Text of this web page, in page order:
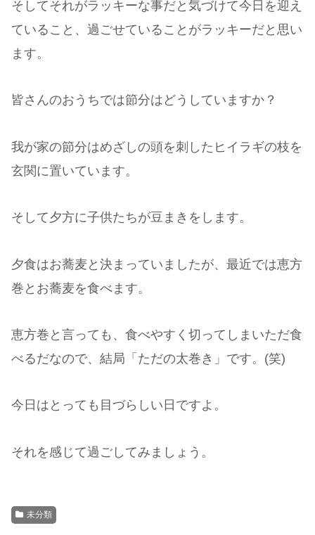
そしてそれがラッキーな事だと気づけて今日を迎え
ていること、過ごせていることがラッキーだと思い
ます。
皆さんのおうちでは節分はどうしていますか？
我が家の節分はめざしの頭を刺したヒイラギの枝を
玄関に置いています。
そして夕方に子供たちが豆まきをします。
夕食はお蕎麦と決まっていましたが、最近では恵方
巻とお蕎麦を食べます。
恵方巻と言っても、食べやすく切ってしまいただ食
べるだなので、結局「ただの太巻き」です。(笑)
今日はとっても目づらしい日ですよ。
それを感じて過ごしてみましょう。
未分類